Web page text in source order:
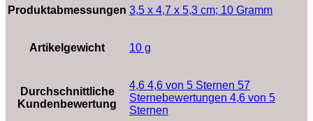
Produktabmessungen ‎3,5 x 4,7 x 5,3 cm; 10 Gramm
Artikelgewicht ‎10 g
Durchschnittliche
Kundenbewertung
4,6 4,6 von 5 Sternen 57
Sternebewertungen 4,6 von 5
Sternen